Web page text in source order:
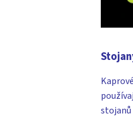
stojanů